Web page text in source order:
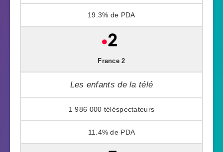
19.3%
France 2
Les enfants de la télé
1 986 000
11.4%